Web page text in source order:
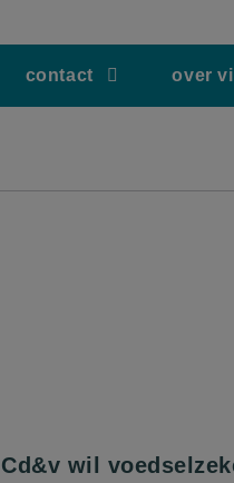
contact over
Cd&v wil